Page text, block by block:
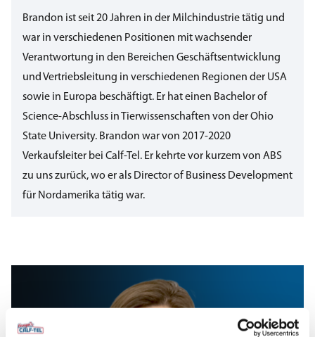
Brandon ist seit 20 Jahren in der Milchindustrie tätig und
war in verschiedenen Positionen mit wachsender
Verantwortung in den Bereichen Geschäftsentwicklung
und Vertriebsleitung in verschiedenen Regionen der USA
sowie in Europa beschäftigt. Er hat einen Bachelor of
Science-Abschluss in Tierwissenschaften von der Ohio
State University. Brandon war von 2017-2020
Verkaufsleiter bei Calf-Tel. Er kehrte vor kurzem von ABS
zu uns zurück, wo er als Director of Business Development
für Nordamerika tätig war.